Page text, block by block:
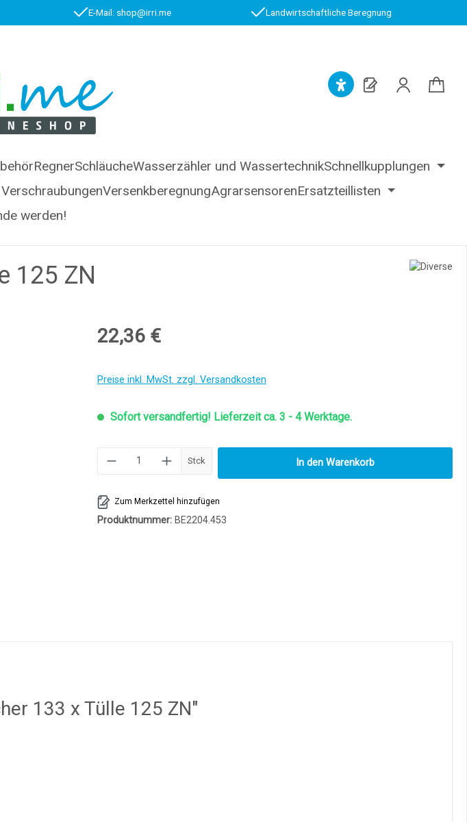
E-Mail: shop@irri.me Landwirtschaftliche Beregnung
RegnerSchläucheWasserzähler und WassertechnikSchnellkupplungen
VersenkberegnungAgrarsensorenErsatzteillisten
werden!
125 ZN
22,36 €
Preise inkl. MwSt. zzgl. Versandkosten
Sofort versandfertig! Lieferzeit ca. 3 - 4 Werktage.
Produkt Anzahl: Gib den gewünschten Wert ein
Stck In den Warenkorb
Zum Merkzettel hinzufügen
Produktnummer: BE2204.453
133 x Tülle 125 ZN"